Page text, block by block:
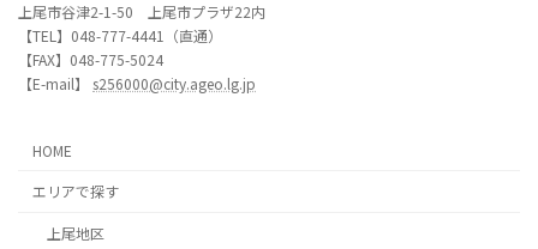
上尾市谷津2-1-50 上尾市プラザ22内
【TEL】048-777-4441（直通）
【FAX】048-775-5024
【E-mail】 s256000@city.ageo.lg.jp
HOME
エリアで探す
上尾地区